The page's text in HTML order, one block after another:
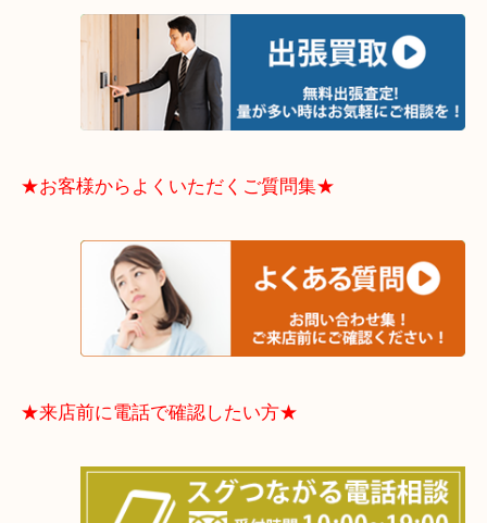
遺品整理・生前整理・断捨離・引越し
物を整理するケースは年々増加傾向です。
当店ではそういったお困りの方からのご依頼も大歓
整理したいけどなにが値段つくかわからない…
そんなときはお気軽に下記フォームより出張買取
さい。
大阪市港区・住之江区・此花区・西区・大正区